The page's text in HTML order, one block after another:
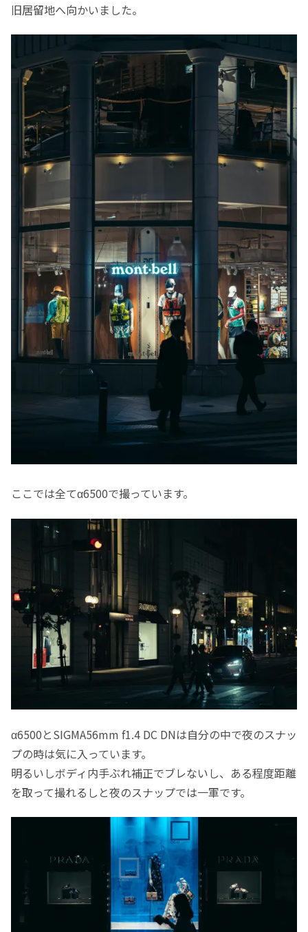
旧居留地へ向かいました。
ここでは全てα6500で撮っています。
α6500とSIGMA56mm f1.4 DC DNは自分の中で夜のスナッ
プの時は気に入っています。
明るいしボディ内手ぶれ補正でブレないし、ある程度距離
を取って撮れるしと夜のスナップでは一軍です。